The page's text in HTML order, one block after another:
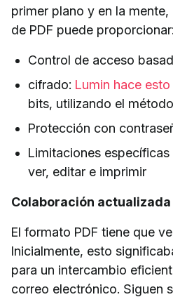
primer plano y en la
de PDF puede proporcionar:
Control de acceso
cifrado: Lumin hace
bits, utilizando el
Protección con
Limitaciones
ver, editar e imprimir
Colaboración actualizada
El formato PDF tiene que
Inicialmente, esto
para un intercambio
correo electrónico. Siguen